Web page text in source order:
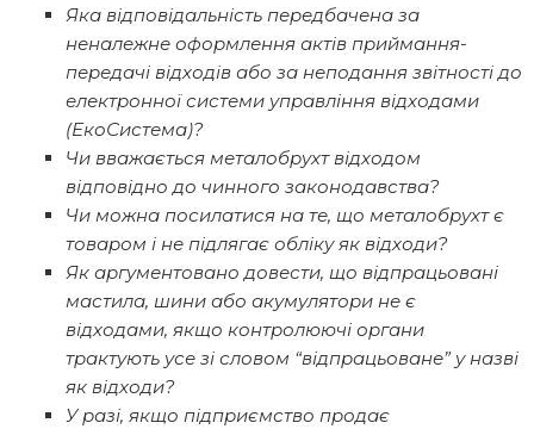
Яка відповідальність передбачена за
неналежне оформлення актів приймання-
передачі відходів або за неподання звітності до
електронної системи управління відходами
(ЕкоСистема)?
Чи вважається металобрухт відходом
відповідно до чинного законодавства?
Чи можна посилатися на те, що металобрухт є
товаром і не підлягає обліку як відходи?
Як аргументовано довести, що відпрацьовані
мастила, шини або акумулятори не є
відходами, якщо контролюючі органи
трактують усе зі словом “відпрацьоване” у назві
як відходи?
У разі, якщо підприємство продає